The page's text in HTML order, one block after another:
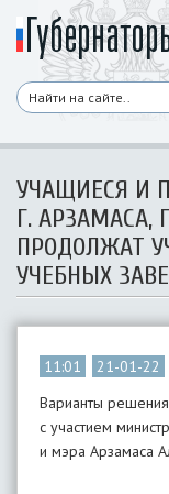
УЧАЩИЕСЯ И
Г. АРЗАМАСА,
ПРОДОЛЖАТ
УЧЕБНЫХ
11:01 21-01-22
Варианты
с участием
и мэра Арзамаса